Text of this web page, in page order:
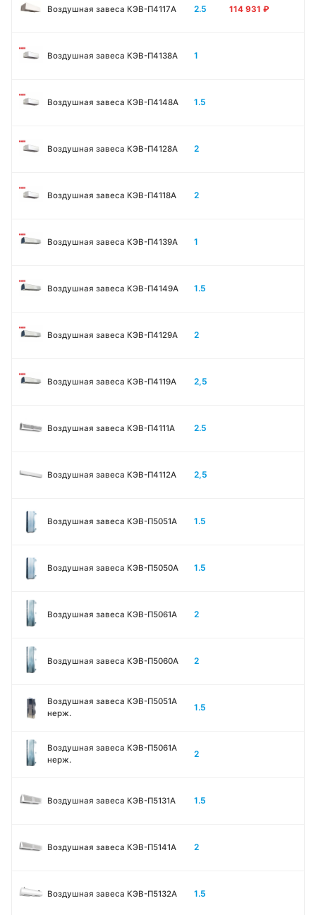
Воздушная завеса КЭВ-П4117A 2.5 114 931 ₽
Воздушная завеса КЭВ-П4138А 1
Воздушная завеса КЭВ-П4148А 1.5
Воздушная завеса КЭВ-П4128А 2
Воздушная завеса КЭВ-П4118А 2
Воздушная завеса КЭВ-П4139А 1
Воздушная завеса КЭВ-П4149А 1.5
Воздушная завеса КЭВ-П4129А 2
Воздушная завеса КЭВ-П4119А 2,5
Воздушная завеса КЭВ-П4111A 2.5
Воздушная завеса КЭВ-П4112А 2,5
Воздушная завеса КЭВ-П5051A 1.5
Воздушная завеса КЭВ-П5050A 1.5
Воздушная завеса КЭВ-П5061A 2
Воздушная завеса КЭВ-П5060A 2
Воздушная завеса КЭВ-П5051A
нерж.
1.5
Воздушная завеса КЭВ-П5061A
нерж.
2
Воздушная завеса КЭВ-П5131А 1.5
Воздушная завеса КЭВ-П5141А 2
Воздушная завеса КЭВ-П5132А 1.5